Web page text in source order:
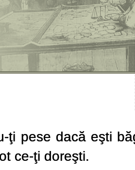
ţi pese dacă eşti
ce-ţi doreşti.